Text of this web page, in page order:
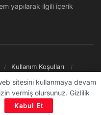
yapılarak ilgili içerik
Kullanım Koşulları
sitesini kullanmaya devam
vermiş olursunuz. Gizlilik
Kabul Et